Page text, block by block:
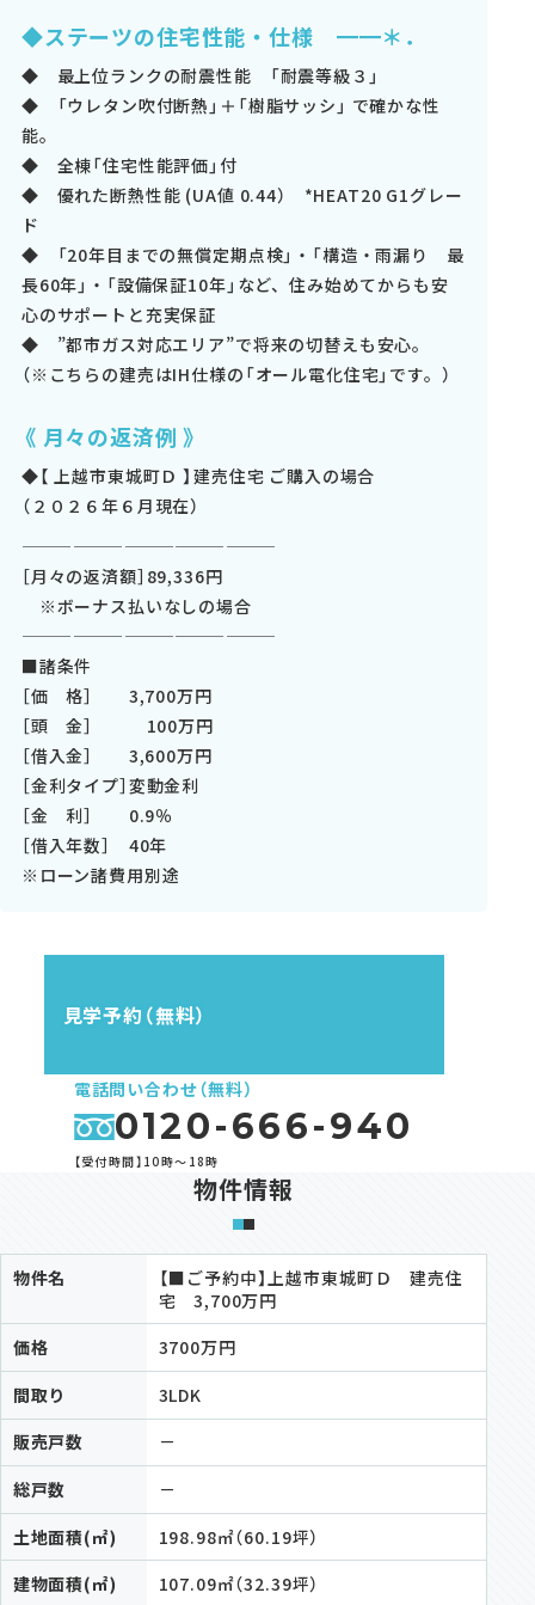
◆ステーツの住宅性能・仕様 ━━＊．
◆ 最上位ランクの耐震性能 「耐震等級３」
◆ 「ウレタン吹付断熱」＋「樹脂サッシ」 で確かな性
能。
◆ 全棟「住宅性能評価」付
◆ 優れた断熱性能 (UA値 0.44） *HEAT20 G1グレー
ド
◆ 「20年目までの無償定期点検」・「構造・雨漏り 最
長60年」・「設備保証10年」など、住み始めてからも安
心のサポートと充実保証
◆ ”都市ガス対応エリア”で将来の切替えも安心。
（※こちらの建売はIH仕様の「オール電化住宅」です。）
《 月々の返済例 》
◆【 上越市東城町Ｄ 】建売住宅 ご購入の場合
（２０２６年６月現在）
———————————————
［月々の返済額］89,336円
※ボーナス払いなしの場合
———————————————
■諸条件
［価 格］ 3,700万円
［頭 金］ 100万円
［借入金］ 3,600万円
［金利タイプ］変動金利
［金 利］ 0.9％
［借入年数］ 40年
※ローン諸費用別途
見学予約（無料）
電話問い合わせ（無料）
0120-666-940
【受付時間】10時～18時
物件情報
物件名
【■ご予約中】上越市東城町Ｄ 建売住
宅 3,700万円
価格
3700万円
間取り
3LDK
販売戸数
－
総戸数
－
土地面積(㎡)
198.98㎡（60.19坪）
建物面積(㎡)
107.09㎡（32.39坪）